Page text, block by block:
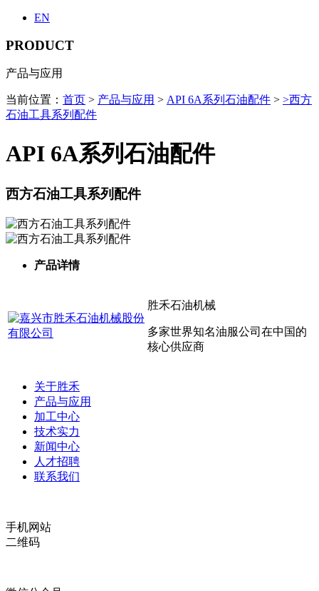
EN
PRODUCT
产品与应用
当前位置： 首页 > 产品与应用 > API 6A系列石油配件 > >西方
石油工具系列配件
API 6A系列石油配件
西方石油工具系列配件
产品详情
胜禾石油机械
多家世界知名油服公司在中国的
核心供应商
关于胜禾
产品与应用
加工中心
技术实力
新闻中心
人才招聘
联系我们
手机网站
二维码